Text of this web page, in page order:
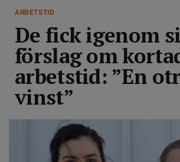
ARBETSTID
De fick igenom
förslag om
arbetstid: ”En
vinst”